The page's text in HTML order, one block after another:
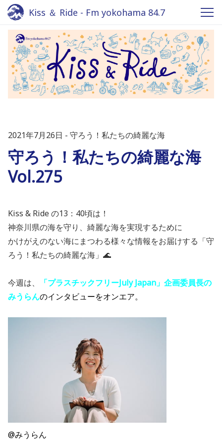
Kiss ＆ Ride - Fm yokohama 84.7
2021年7月26日 守ろう！私たちの綺麗な海
守ろう！私たちの綺麗な海
Vol.275
Kiss & Ride の13：40頃は！
神奈川県の海を守り、綺麗な海を実現するために
かけがえのない海にまつわる様々な情報をお届けする「守
ろう！私たちの綺麗な海」🌊
今週は、
「プラスチックフリーJuly Japan」企画委員長の
みうらんのインタビューをオンエア。
@みうらん